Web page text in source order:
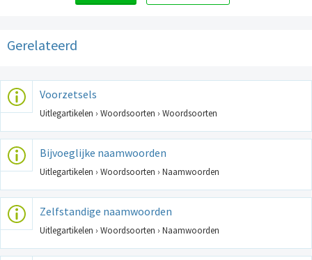
Gerelateerd
Voorzetsels
Uitlegartikelen › Woordsoorten › Woordsoorten
Bijvoeglijke naamwoorden
Uitlegartikelen › Woordsoorten › Naamwoorden
Zelfstandige naamwoorden
Uitlegartikelen › Woordsoorten › Naamwoorden